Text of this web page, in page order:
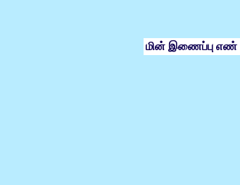
மின் இணைப்பு எண்